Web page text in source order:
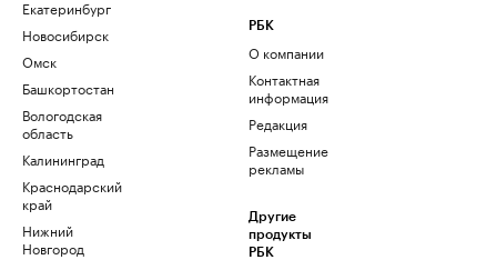
Екатеринбург
Новосибирск
Омск
Башкортостан
Вологодская
область
Калининград
Краснодарский
край
Нижний
Новгород
РБК
О компании
Контактная
информация
Редакция
Размещение
рекламы
Другие
продукты
РБК